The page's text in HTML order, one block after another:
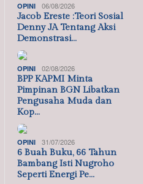
OPINI 06/08/2026
Jacob Ereste :Teori Sosial
Denny JA Tentang Aksi
Demonstrasi…
OPINI 02/08/2026
BPP KAPMI Minta
Pimpinan BGN Libatkan
Pengusaha Muda dan
Kop…
OPINI 31/07/2026
6 Buah Buku, 66 Tahun
Bambang Isti Nugroho
Seperti Energi Pe…